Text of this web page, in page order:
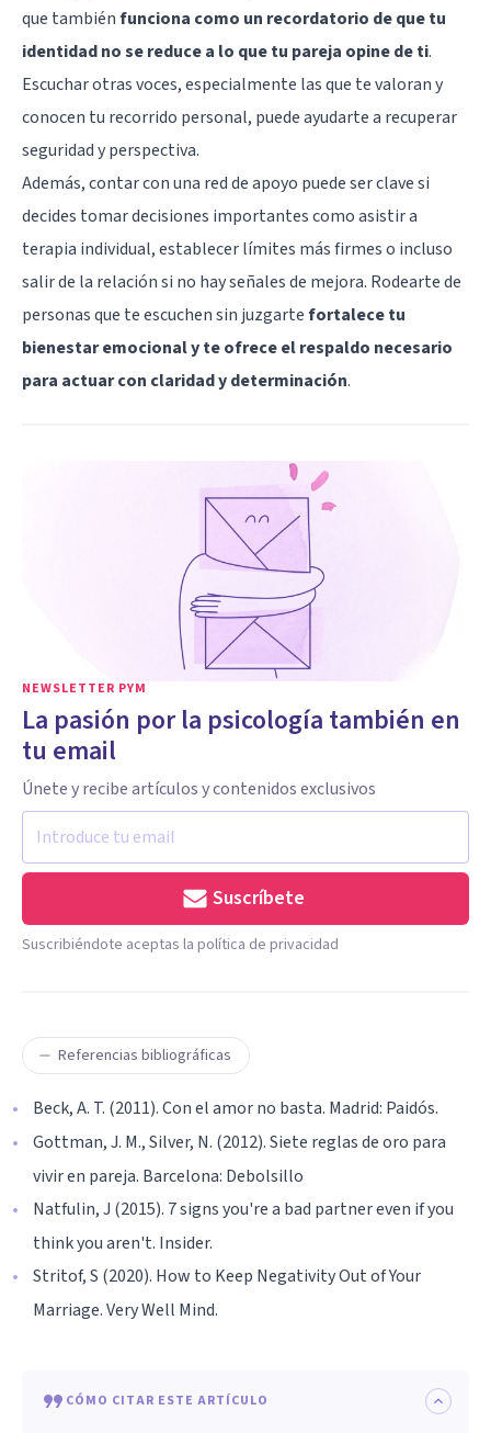
que tambiénfunciona como un recordatorio de que tu
identidad no se reduce a lo que tu pareja opine de ti.
Escuchar otras voces, especialmente las que te valoran y
conocen tu recorrido personal, puede ayudarte a recuperar
seguridad y perspectiva.
Además, contar con una red de apoyo puede ser clave si
decides tomar decisiones importantes como asistir a
terapia individual, establecer límites más firmes o incluso
salir de la relación si no hay señales de mejora. Rodearte de
personas que te escuchen sin juzgartefortalece tu
bienestar emocional y te ofrece el respaldo necesario
para actuar con claridad y determinación.
NEWSLETTER PYM
La pasión por la psicología también en
tu email
Únete y recibe artículos y contenidos exclusivos
Suscríbete
Suscribiéndote aceptas la política de privacidad
Referencias bibliográficas
Beck, A. T. (2011). Con el amor no basta. Madrid: Paidós.
Gottman, J. M., Silver, N. (2012). Siete reglas de oro para
vivir en pareja. Barcelona: Debolsillo
Natfulin, J (2015). 7 signs you're a bad partner even if you
think you aren't. Insider.
Stritof, S (2020). How to Keep Negativity Out of Your
Marriage. Very Well Mind.
CÓMO CITAR ESTE ARTÍCULO